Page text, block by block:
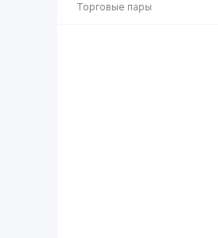
Торговые пары